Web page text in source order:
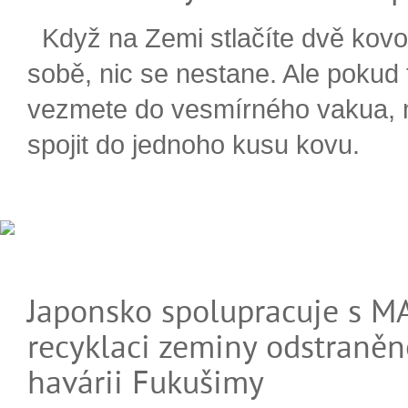
Když na Zemi stlačíte dvě
sobě, nic se nestane. Ale
vezmete do vesmírného vakua,
spojit do jednoho kusu kovu.
Japonsko spolupracuje s
recyklaci zeminy
havárii Fukušimy